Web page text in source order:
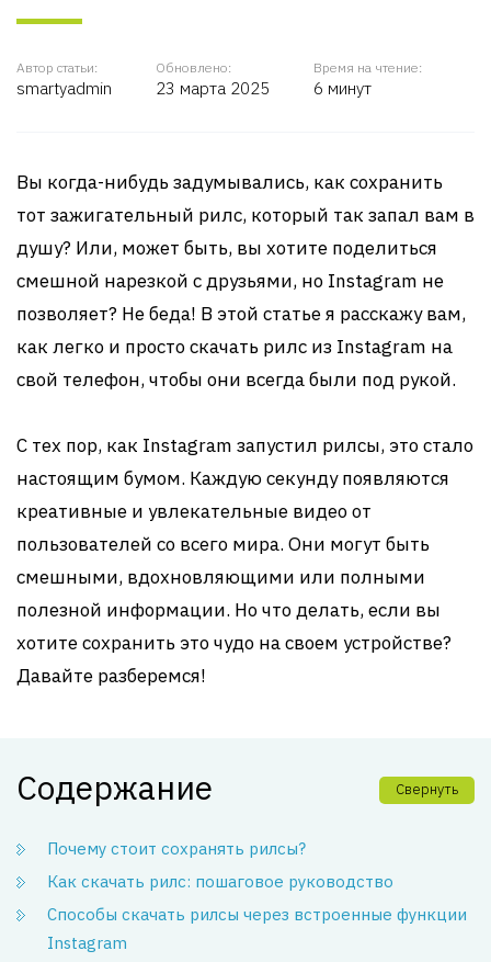
Автор статьи:
smartyadmin
Обновлено:
23 марта 2025
Время на чтение:
6 минут
Вы когда-нибудь задумывались, как сохранить
тот зажигательный рилс, который так запал вам в
душу? Или, может быть, вы хотите поделиться
смешной нарезкой с друзьями, но Instagram не
позволяет? Не беда! В этой статье я расскажу вам,
как легко и просто скачать рилс из Instagram на
свой телефон, чтобы они всегда были под рукой.
С тех пор, как Instagram запустил рилсы, это стало
настоящим бумом. Каждую секунду появляются
креативные и увлекательные видео от
пользователей со всего мира. Они могут быть
смешными, вдохновляющими или полными
полезной информации. Но что делать, если вы
хотите сохранить это чудо на своем устройстве?
Давайте разберемся!
Содержание Свернуть
Почему стоит сохранять рилсы?
Как скачать рилс: пошаговое руководство
Способы скачать рилсы через встроенные функции
Instagram